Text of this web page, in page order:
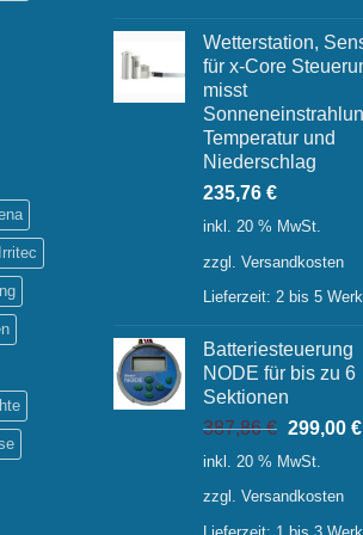
Irritec
Wetterstation,
für x-Core
misst
Temperatur und
Niederschlag
235,76 €
inkl. 20 % MwSt.
zzgl. Versandkosten
Lieferzeit: 2 bis 5
Batteriesteuerung
NODE für bis zu 6
Sektionen
387,86€
Preis
387,86 €
299,00 €
inkl. 20 % MwSt.
zzgl. Versandkosten